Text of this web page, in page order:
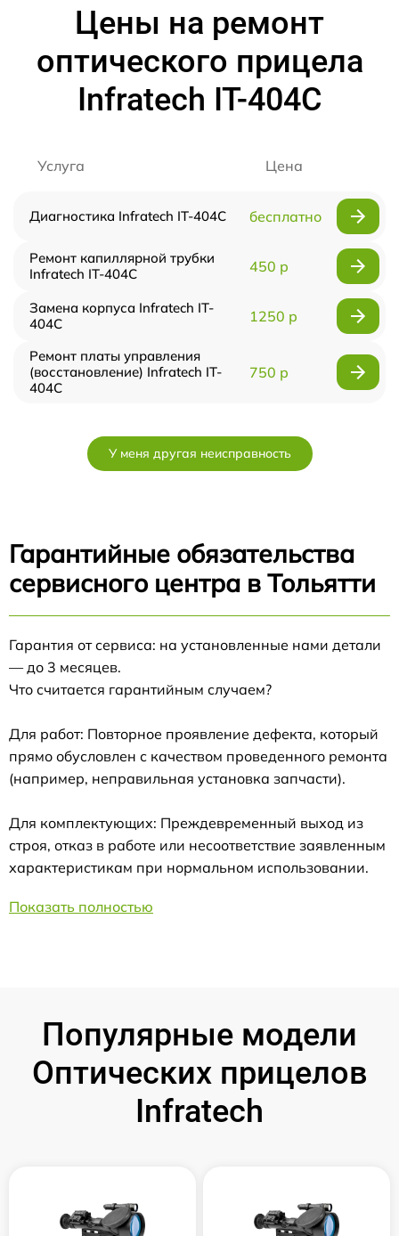
Цены на ремонт
оптического прицела
Infratech IT-404C
Услуга Цена
Диагностика Infratech IT-404C бесплатно
Ремонт капиллярной трубки
Infratech IT-404C
450 р
Замена корпуса Infratech IT-
404C
1250 р
Ремонт платы управления
(восстановление) Infratech IT-
404C
750 р
У меня другая неисправность
Гарантийные обязательства
сервисного центра в Тольятти
Гарантия от сервиса: на установленные нами детали
— до 3 месяцев.
Что считается гарантийным случаем?
Для работ: Повторное проявление дефекта, который
прямо обусловлен с качеством проведенного ремонта
(например, неправильная установка запчасти).
Для комплектующих: Преждевременный выход из
строя, отказ в работе или несоответствие заявленным
характеристикам при нормальном использовании.
Показать полностью
Популярные модели
Оптических прицелов
Infratech